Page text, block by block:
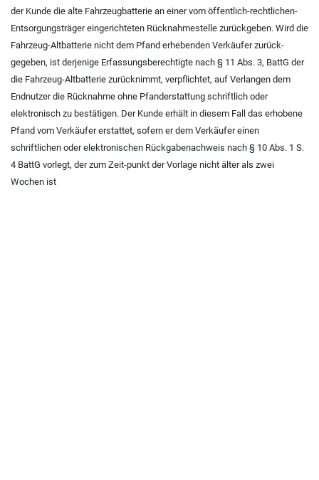
der Kunde die alte Fahrzeugbatterie an einer vom öffentlich-rechtlichen-
Entsorgungsträger eingerichteten Rücknahmestelle zurückgeben. Wird die
Fahrzeug-Altbatterie nicht dem Pfand erhebenden Verkäufer zurück-
gegeben, ist derjenige Erfassungsberechtigte nach § 11 Abs. 3, BattG der
die Fahrzeug-Altbatterie zurücknimmt, verpflichtet, auf Verlangen dem
Endnutzer die Rücknahme ohne Pfanderstattung schriftlich oder
elektronisch zu bestätigen. Der Kunde erhält in diesem Fall das erhobene
Pfand vom Verkäufer erstattet, sofern er dem Verkäufer einen
schriftlichen oder elektronischen Rückgabenachweis nach § 10 Abs. 1 S.
4 BattG vorlegt, der zum Zeit-punkt der Vorlage nicht älter als zwei
Wochen ist